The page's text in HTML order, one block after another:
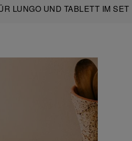
LUNGO UND TABLETT IM SET